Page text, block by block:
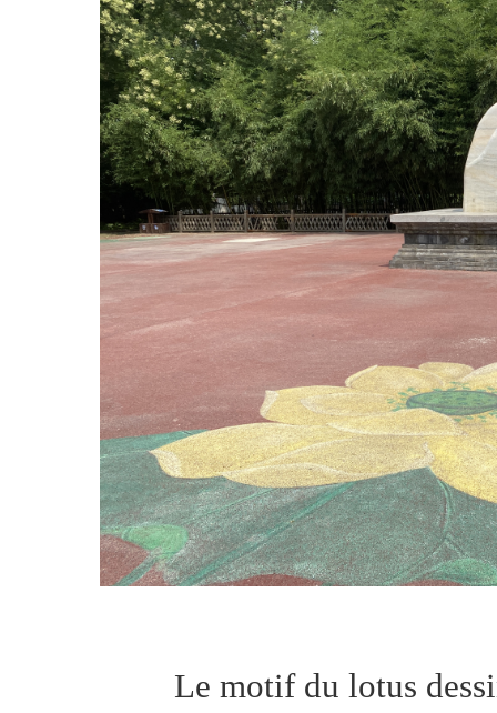
Le motif du lotus